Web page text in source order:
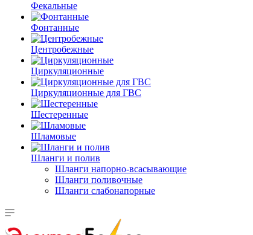
Фекальные
Фонтанные
Центробежные
Циркуляционные
Циркуляционные для ГВС
Шестеренные
Шламовые
Шланги и полив
Шланги напорно-всасывающие
Шланги поливочные
Шланги слабонапорные